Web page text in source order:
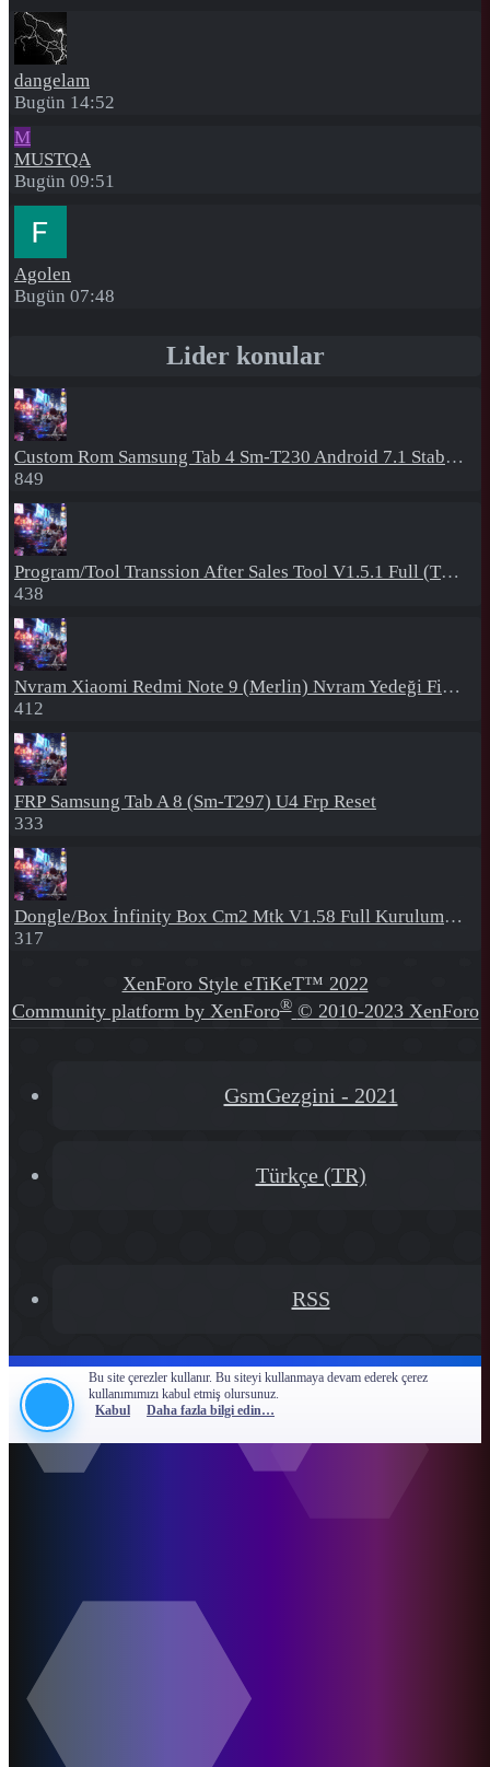
dangelam
Bugün 14:52
M
MUSTQA
Bugün 09:51
Agolen
Bugün 07:48
Lider konular
Custom Rom Samsung Tab 4 Sm-T230 Android 7.1 Stabil Eba Destekli Yazılım
849
Program/Tool Transsion After Sales Tool V1.5.1 Full (Tüm Mtk Işlemcili Cihazları Meta Moda Alma)
438
Nvram Xiaomi Redmi Note 9 (Merlin) Nvram Yedeği Fix Nv By Dft Pro
412
FRP Samsung Tab A 8 (Sm-T297) U4 Frp Reset
333
Dongle/Box İnfinity Box Cm2 Mtk V1.58 Full Kurulum+Crack
317
XenForo Style eTiKeT™ 2022
Community platform by XenForo® © 2010-2023 XenForo
GsmGezgini - 2021
Türkçe (TR)
RSS
Bu site çerezler kullanır. Bu siteyi kullanmaya devam ederek çerez
kullanımımızı kabul etmiş olursunuz.
Kabul
Daha fazla bilgi edin…